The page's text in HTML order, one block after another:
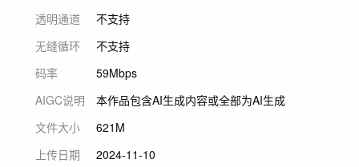
透明通道
不支持
无缝循环
不支持
码率
59Mbps
AIGC说明
本作品包含AI生成内容或全部为AI生成
文件大小
621M
上传日期
2024-11-10